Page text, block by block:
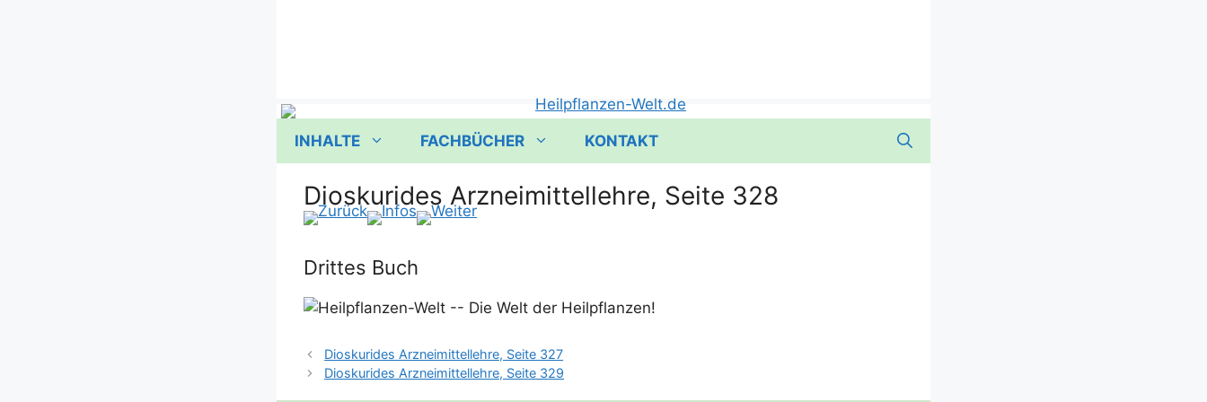
INHALTE FACHBÜCHER KONTAKT
Dioskurides Arzneimittellehre, Seite 328
Drittes Buch
Dioskurides Arzneimittellehre, Seite 327
Dioskurides Arzneimittellehre, Seite 329